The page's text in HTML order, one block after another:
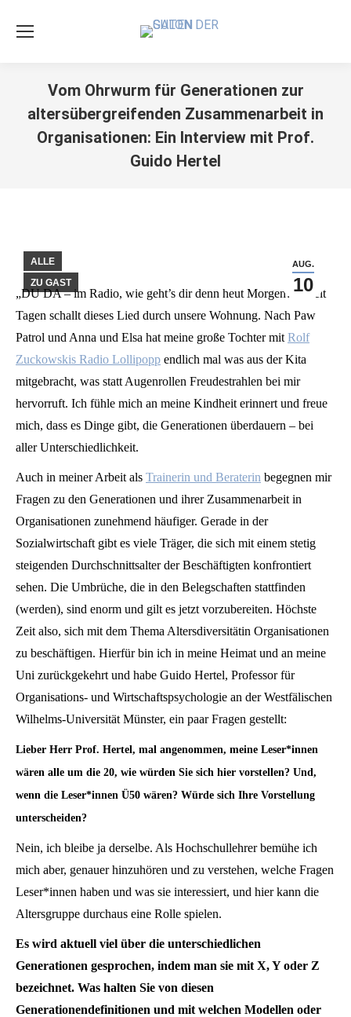
Vom Ohrwurm für Generationen zur
altersübergreifenden Zusammenarbeit in
Organisationen: Ein Interview mit Prof.
Guido Hertel
AUG.
10
ALLE
ZU GAST
„DU DA – im Radio, wie geht’s dir denn heut Morgen?“ – seit
Tagen schallt dieses Lied durch unsere Wohnung. Nach Paw
Patrol und Anna und Elsa hat meine große Tochter mit Rolf
Zuckowskis Radio Lollipopp endlich mal was aus der Kita
mitgebracht, was statt Augenrollen Freudestrahlen bei mir
hervorruft. Ich fühle mich an meine Kindheit erinnert und freue
mich, dass es Dinge gibt, die Generationen überdauern – bei
aller Unterschiedlichkeit.
Auch in meiner Arbeit als Trainerin und Beraterin begegnen mir
Fragen zu den Generationen und ihrer Zusammenarbeit in
Organisationen zunehmend häufiger. Gerade in der
Sozialwirtschaft gibt es viele Träger, die sich mit einem stetig
steigenden Durchschnittsalter der Beschäftigten konfrontiert
sehen. Die Umbrüche, die in den Belegschaften stattfinden
(werden), sind enorm und gilt es jetzt vorzubereiten. Höchste
Zeit also, sich mit dem Thema Altersdiversitätin Organisationen
zu beschäftigen. Hierfür bin ich in meine Heimat und an meine
Uni zurückgekehrt und habe Guido Hertel, Professor für
Organisations- und Wirtschaftspsychologie an der Westfälischen
Wilhelms-Universität Münster, ein paar Fragen gestellt:
Lieber Herr Prof. Hertel, mal angenommen, meine Leser*innen
wären alle um die 20, wie würden Sie sich hier vorstellen? Und,
wenn die Leser*innen Ü50 wären? Würde sich Ihre Vorstellung
unterscheiden?
Nein, ich bleibe ja derselbe. Als Hochschullehrer bemühe ich
mich aber, genauer hinzuhören und zu verstehen, welche Fragen
Leser*innen haben und was sie interessiert, und hier kann die
Altersgruppe durchaus eine Rolle spielen.
Es wird aktuell viel über die unterschiedlichen
Generationen gesprochen, indem man sie mit X, Y oder Z
bezeichnet. Was halten Sie von diesen
Generationendefinitionen und mit welchen Modellen oder